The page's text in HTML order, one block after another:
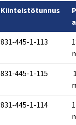
Kiinteistötunnus
831-445-1-113
831-445-1-115
831-445-1-114